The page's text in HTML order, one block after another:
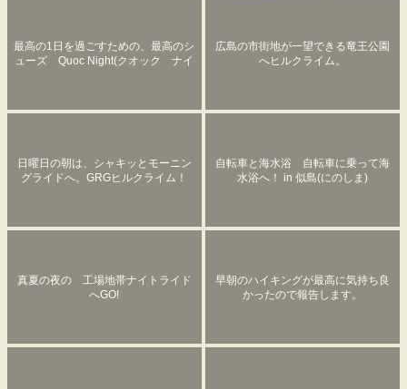
最高の1日を過ごすための、最高のシ
ューズ Quoc Night(クオック ナイ
広島の市街地が一望できる竜王公園
へヒルクライム。
日曜日の朝は、シャキッとモーニン
グライドへ。GRGヒルクライム！
自転車と海水浴 自転車に乗って海
水浴へ！ in 似島(にのしま)
真夏の夜の 工場地帯ナイトライド
へGO!
早朝のハイキングが最高に気持ち良
かったので報告します。